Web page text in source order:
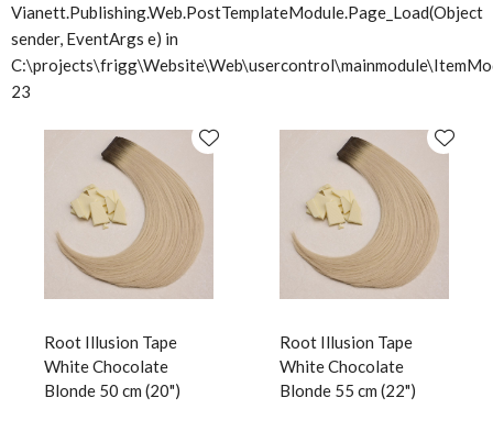
Vianett.Publishing.Web.PostTemplateModule.Page_Load(Object
sender, EventArgs e) in
23
Root Illusion Tape
White Chocolate
Blonde 50 cm (20")
Root Illusion Tape
White Chocolate
Blonde 55 cm (22")